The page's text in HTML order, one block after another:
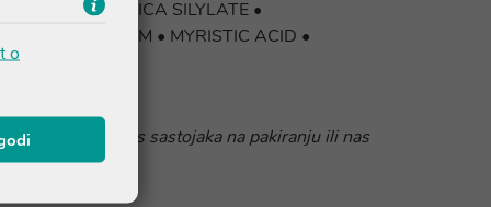
• SILICA SILYLATE •
XANTHAN GUM • MYRISTIC ACID •
pročitate popis sastojaka na pakiranju ili nas
o